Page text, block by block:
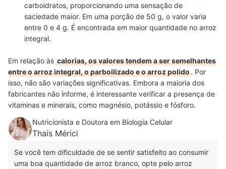
carboidratos, proporcionando uma sensação de
saciedade maior. Em uma porção de 50 g, o valor varia
entre 0 e 4 g. É encontrada em maior quantidade no arroz
integral.
Em relação às calorias, os valores tendem a ser semelhantes
entre o arroz integral, o parboilizado e o arroz polido. Por
isso, não são variações significativas. Embora a maioria dos
fabricantes não informe, é interessante verificar a presença de
vitaminas e minerais, como magnésio, potássio e fósforo.
Nutricionista e Doutora em Biologia Celular
Thaís Mérici
Se você tem dificuldade de se sentir satisfeito ao consumir
uma boa quantidade de arroz branco, opte pelo arroz